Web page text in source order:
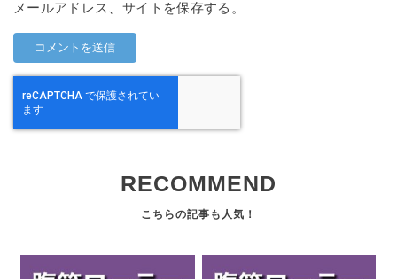
メールアドレス、サイトを保存する。
RECOMMEND